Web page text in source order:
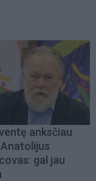
anksčiau
gal jau